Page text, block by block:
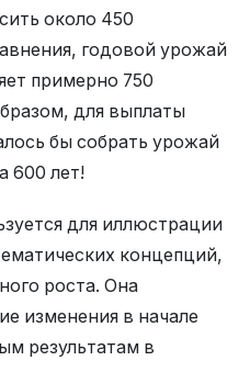
около 450
годовой урожай
примерно 750
для выплаты
бы собрать урожай
600 лет!
для иллюстрации
концепций,
роста. Она
изменения в начале
результатам в